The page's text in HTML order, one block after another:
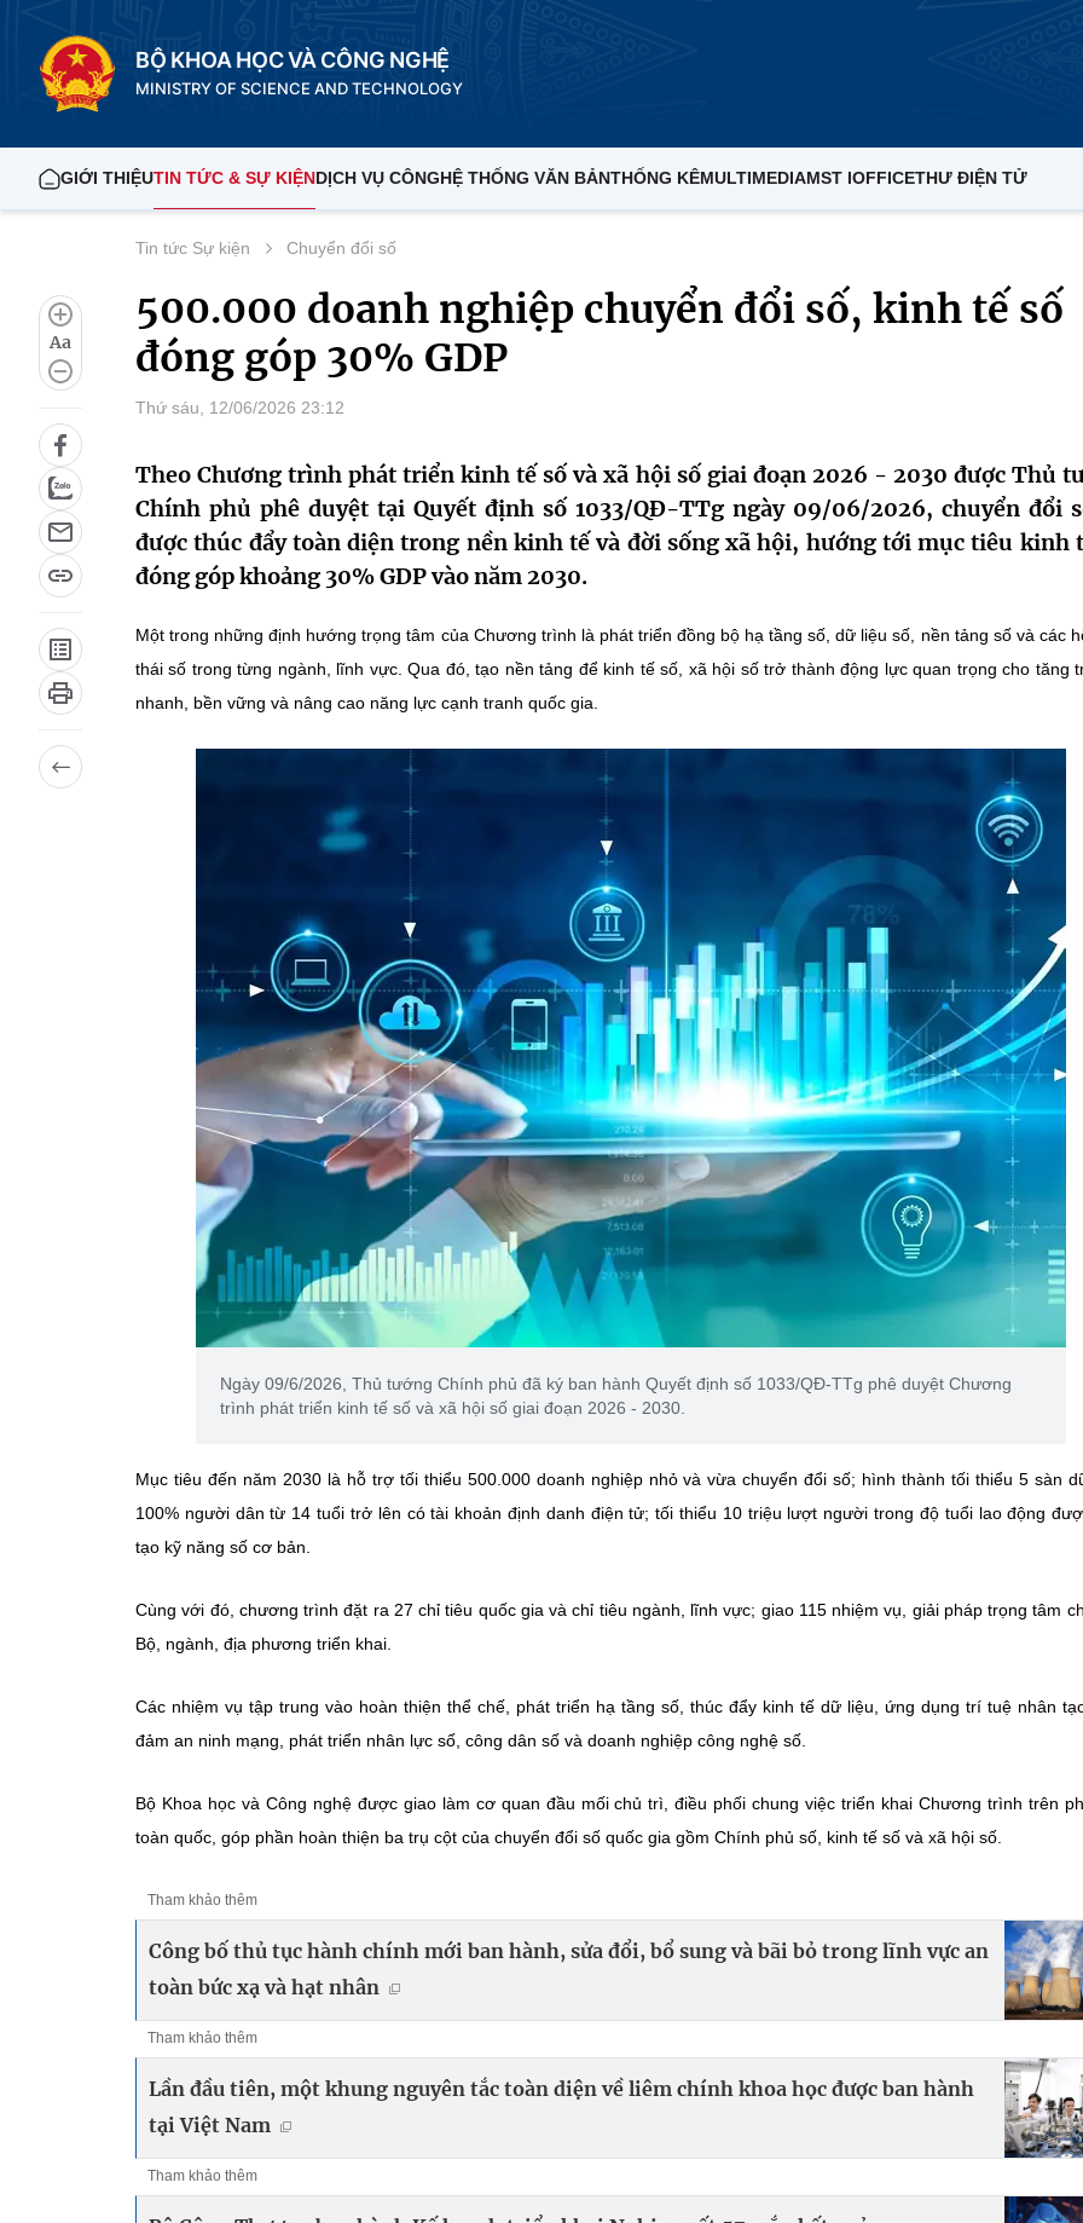
BỘ KHOA HỌC VÀ CÔNG NGHỆ
MINISTRY OF SCIENCE AND TECHNOLOGY
GIỚI THIỆUTIN TỨC & SỰ KIỆNDỊCH VỤ CÔNGHỆ THỐNG VĂN BẢNTHỐNG KÊMULTIMEDIAMST IOFFICETHƯ ĐIỆN TỬ
Aa
Tin tức Sự kiện Chuyển đổi số
500.000 doanh nghiệp chuyển đổi số, kinh tế số
đóng góp 30% GDP
Thứ sáu, 12/06/2026 23:12
Theo Chương trình phát triển kinh tế số và xã hội số giai đoạn 2026 - 2030 được Thủ
Chính phủ phê duyệt tại Quyết định số 1033/QĐ-TTg ngày 09/06/2026, chuyển đổi
được thúc đẩy toàn diện trong nền kinh tế và đời sống xã hội, hướng tới mục tiêu kinh
đóng góp khoảng 30% GDP vào năm 2030.
Một trong những định hướng trọng tâm của Chương trình là phát triển đồng bộ hạ tầng số, dữ liệu số, nền tảng số và các
thái số trong từng ngành, lĩnh vực. Qua đó, tạo nền tảng để kinh tế số, xã hội số trở thành động lực quan trọng cho tăng
nhanh, bền vững và nâng cao năng lực cạnh tranh quốc gia.
Ngày 09/6/2026, Thủ tướng Chính phủ đã ký ban hành Quyết định số 1033/QĐ-TTg phê duyệt Chương
trình phát triển kinh tế số và xã hội số giai đoạn 2026 - 2030.
Mục tiêu đến năm 2030 là hỗ trợ tối thiểu 500.000 doanh nghiệp nhỏ và vừa chuyển đổi số; hình thành tối thiểu 5 sàn
100% người dân từ 14 tuổi trở lên có tài khoản định danh điện tử; tối thiểu 10 triệu lượt người trong độ tuổi lao động
tạo kỹ năng số cơ bản.
Cùng với đó, chương trình đặt ra 27 chỉ tiêu quốc gia và chỉ tiêu ngành, lĩnh vực; giao 115 nhiệm vụ, giải pháp trọng tâm
Bộ, ngành, địa phương triển khai.
Các nhiệm vụ tập trung vào hoàn thiện thể chế, phát triển hạ tầng số, thúc đẩy kinh tế dữ liệu, ứng dụng trí tuệ nhân
đảm an ninh mạng, phát triển nhân lực số, công dân số và doanh nghiệp công nghệ số.
Bộ Khoa học và Công nghệ được giao làm cơ quan đầu mối chủ trì, điều phối chung việc triển khai Chương trình trên
toàn quốc, góp phần hoàn thiện ba trụ cột của chuyển đổi số quốc gia gồm Chính phủ số, kinh tế số và xã hội số.
Tham khảo thêm
Công bố thủ tục hành chính mới ban hành, sửa đổi, bổ sung và bãi bỏ trong lĩnh vực an
toàn bức xạ và hạt nhân
Tham khảo thêm
Lần đầu tiên, một khung nguyên tắc toàn diện về liêm chính khoa học được ban hành
tại Việt Nam
Tham khảo thêm